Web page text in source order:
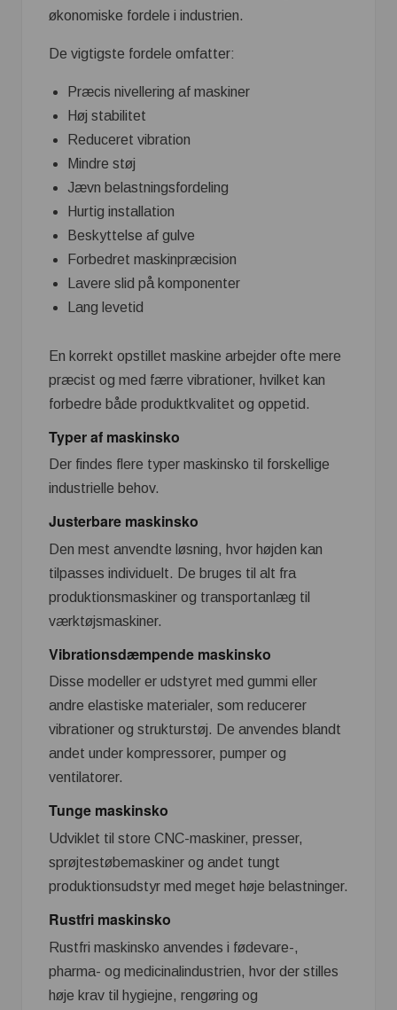
økonomiske fordele i industrien.
De vigtigste fordele omfatter:
Præcis nivellering af maskiner
Høj stabilitet
Reduceret vibration
Mindre støj
Jævn belastningsfordeling
Hurtig installation
Beskyttelse af gulve
Forbedret maskinpræcision
Lavere slid på komponenter
Lang levetid
En korrekt opstillet maskine arbejder ofte mere
præcist og med færre vibrationer, hvilket kan
forbedre både produktkvalitet og oppetid.
Typer af maskinsko
Der findes flere typer maskinsko til forskellige
industrielle behov.
Justerbare maskinsko
Den mest anvendte løsning, hvor højden kan
tilpasses individuelt. De bruges til alt fra
produktionsmaskiner og transportanlæg til
værktøjsmaskiner.
Vibrationsdæmpende maskinsko
Disse modeller er udstyret med gummi eller
andre elastiske materialer, som reducerer
vibrationer og strukturstøj. De anvendes blandt
andet under kompressorer, pumper og
ventilatorer.
Tunge maskinsko
Udviklet til store CNC-maskiner, presser,
sprøjtestøbemaskiner og andet tungt
produktionsudstyr med meget høje belastninger.
Rustfri maskinsko
Rustfri maskinsko anvendes i fødevare-,
pharma- og medicinalindustrien, hvor der stilles
høje krav til hygiejne, rengøring og